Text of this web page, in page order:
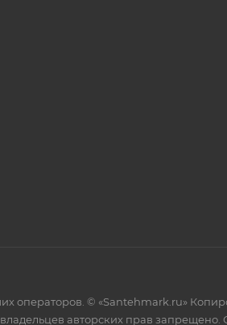
операторов. © «Santehmark.ru»
авторских прав запрещено.